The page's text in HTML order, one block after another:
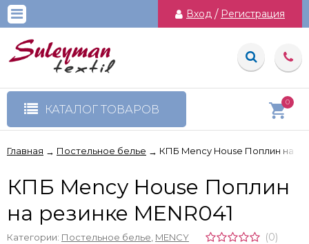
Вход / Регистрация
КАТАЛОГ ТОВАРОВ
0
Главная → Постельное белье → КПБ Mency House Поплин на
КПБ Mency House Поплин
на резинке MENR041
Категории: Постельное белье MENCY (0)